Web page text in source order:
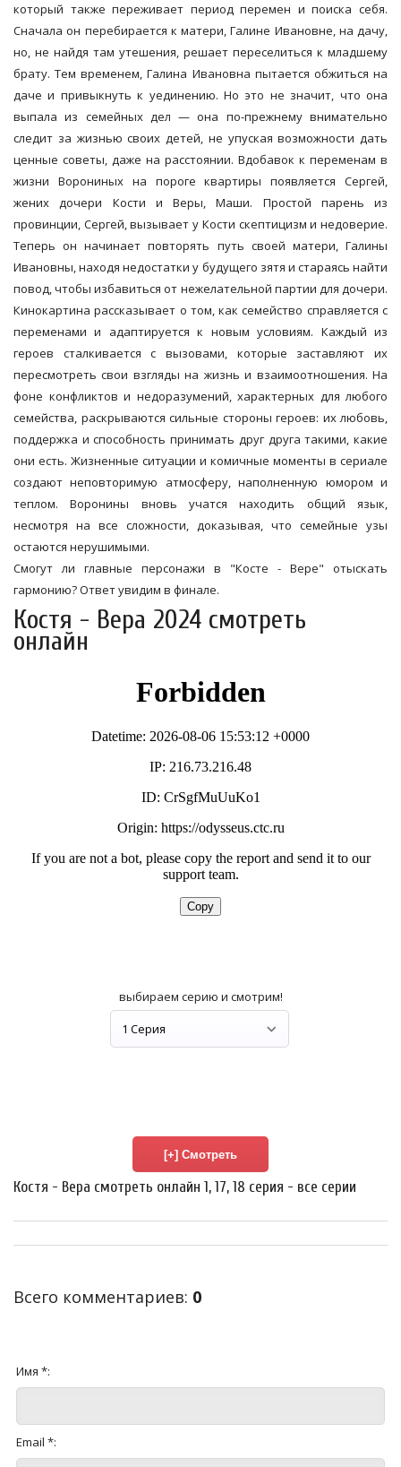
который также переживает период перемен и поиска себя.
Сначала он перебирается к матери, Галине Ивановне, на дачу,
но, не найдя там утешения, решает переселиться к младшему
брату. Тем временем, Галина Ивановна пытается обжиться на
даче и привыкнуть к уединению. Но это не значит, что она
выпала из семейных дел — она по-прежнему внимательно
следит за жизнью своих детей, не упуская возможности дать
ценные советы, даже на расстоянии. Вдобавок к переменам в
жизни Ворониных на пороге квартиры появляется Сергей,
жених дочери Кости и Веры, Маши. Простой парень из
провинции, Сергей, вызывает у Кости скептицизм и недоверие.
Теперь он начинает повторять путь своей матери, Галины
Ивановны, находя недостатки у будущего зятя и стараясь найти
повод, чтобы избавиться от нежелательной партии для дочери.
Кинокартина рассказывает о том, как семейство справляется с
переменами и адаптируется к новым условиям. Каждый из
героев сталкивается с вызовами, которые заставляют их
пересмотреть свои взгляды на жизнь и взаимоотношения. На
фоне конфликтов и недоразумений, характерных для любого
семейства, раскрываются сильные стороны героев: их любовь,
поддержка и способность принимать друг друга такими, какие
они есть. Жизненные ситуации и комичные моменты в сериале
создают неповторимую атмосферу, наполненную юмором и
теплом. Воронины вновь учатся находить общий язык,
несмотря на все сложности, доказывая, что семейные узы
остаются нерушимыми.
Смогут ли главные персонажи в "Косте - Вере" отыскать
гармонию? Ответ увидим в финале.
Костя - Вера 2024 смотреть
онлайн
выбираем серию и смотрим!
Костя - Вера смотреть онлайн 1, 17, 18 серия - все серии
Всего комментариев: 0
Имя *:
Email *: